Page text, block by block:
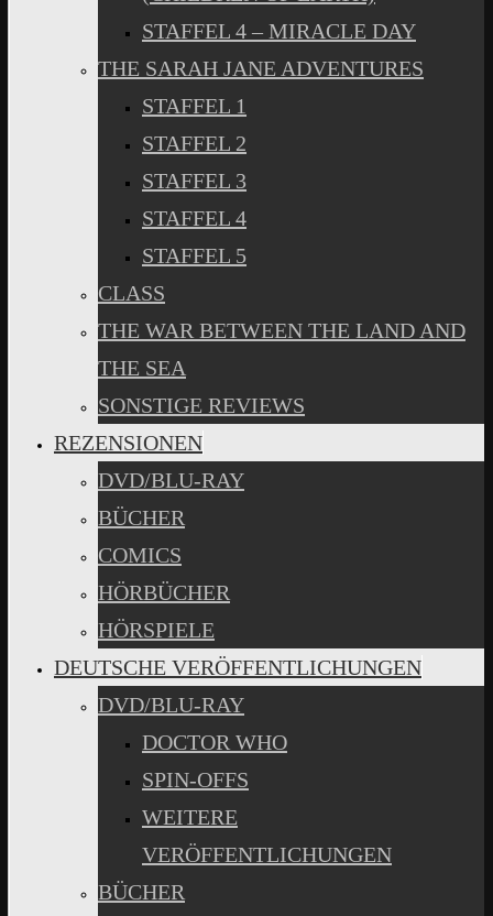
STAFFEL 4 – MIRACLE DAY
THE SARAH JANE ADVENTURES
STAFFEL 1
STAFFEL 2
STAFFEL 3
STAFFEL 4
STAFFEL 5
CLASS
THE WAR BETWEEN THE LAND AND
THE SEA
SONSTIGE REVIEWS
REZENSIONEN
DVD/BLU-RAY
BÜCHER
COMICS
HÖRBÜCHER
HÖRSPIELE
DEUTSCHE VERÖFFENTLICHUNGEN
DVD/BLU-RAY
DOCTOR WHO
SPIN-OFFS
WEITERE
VERÖFFENTLICHUNGEN
BÜCHER